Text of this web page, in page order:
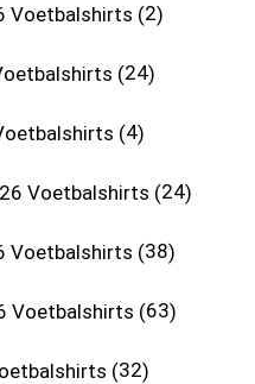
Voetbalshirts 2
24
4
Voetbalshirts 24
Voetbalshirts 38
Voetbalshirts 63
32